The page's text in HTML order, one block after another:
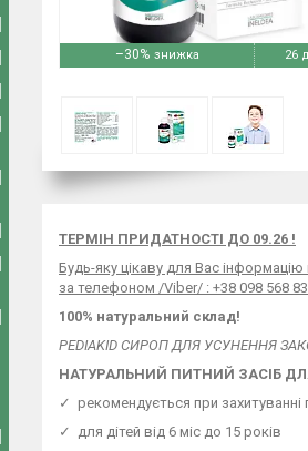
–30% 26
ТЕРМІН ПРИДАТНОСТІ ДО 09.26 !
Будь-яку цікаву для Вас
за телефоном /Viber/ : +38 098 568
100% натуральний склад!
PEDIAKID СИРОП ДЛЯ УСУНЕННЯ
НАТУРАЛЬНИЙ ПИТНИЙ ЗАСІБ
✓ рекомендується при
✓ для дітей від 6 міс до 15 років